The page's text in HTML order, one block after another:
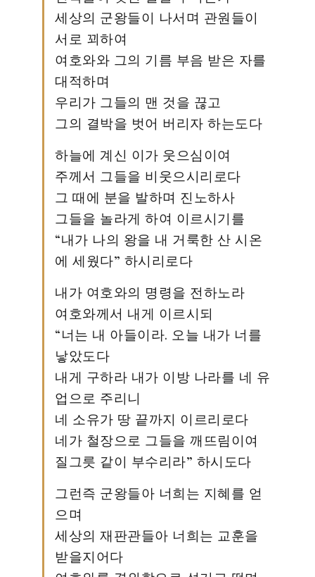
세상의 군왕들이 나서며 관원들이
서로 꾀하여
여호와와 그의 기름 부음 받은 자를
대적하며
우리가 그들의 맨 것을 끊고
그의 결박을 벗어 버리자 하는도다
하늘에 계신 이가 웃으심이여
주께서 그들을 비웃으시리로다
그 때에 분을 발하며 진노하사
그들을 놀라게 하여 이르시기를
“내가 나의 왕을 내 거룩한 산 시온
에 세웠다” 하시리로다
내가 여호와의 명령을 전하노라
여호와께서 내게 이르시되
“너는 내 아들이라. 오늘 내가 너를
낳았도다
내게 구하라 내가 이방 나라를 네 유
업으로 주리니
네 소유가 땅 끝까지 이르리로다
네가 철장으로 그들을 깨뜨림이여
질그릇 같이 부수리라” 하시도다
그런즉 군왕들아 너희는 지혜를 얻
으며
세상의 재판관들아 너희는 교훈을
받을지어다